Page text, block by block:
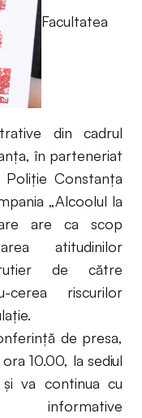
Facultatea
din cadrul
în parteneriat
Constanța
„Alcoolul la
are ca scop
atitudinilor
de către
riscurilor
de presa,
10.00, la sediul
și va continua cu
informative